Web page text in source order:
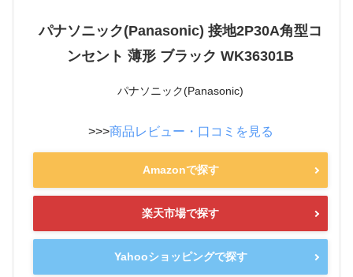
パナソニック(Panasonic) 接地2P30A角型コ
ンセント 薄形 ブラック WK36301B
パナソニック(Panasonic)
>>>商品レビュー・口コミを見る
Amazonで探す
楽天市場で探す
Yahooショッピングで探す